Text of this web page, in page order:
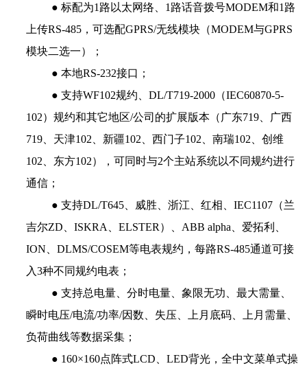
● 标配为1路以太网络、1路话音拨号MODEM和1路
上传RS-485，可选配GPRS/无线模块（MODEM与GPRS
模块二选一）；
● 本地RS-232接口；
● 支持WF102规约、DL/T719-2000（IEC60870-5-
102）规约和其它地区/公司的扩展版本（广东719、广西
719、天津102、新疆102、西门子102、南瑞102、创维
102、东方102），可同时与2个主站系统以不同规约进行
通信；
● 支持DL/T645、威胜、浙江、红相、IEC1107（兰
吉尔ZD、ISKRA、ELSTER）、ABB alpha、爱拓利、
ION、DLMS/COSEM等电表规约，每路RS-485通道可接
入3种不同规约电表；
● 支持总电量、分时电量、象限无功、最大需量、
瞬时电压/电流/功率/因数、失压、上月底码、上月需量、
负荷曲线等数据采集；
● 160×160点阵式LCD、LED背光，全中文菜单式操